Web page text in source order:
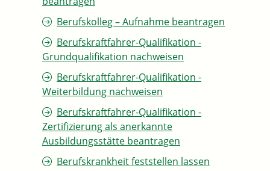
Berufskolleg – Aufnahme beantragen
Berufskraftfahrer-Qualifikation -
Grundqualifikation nachweisen
Berufskraftfahrer-Qualifikation -
Weiterbildung nachweisen
Berufskraftfahrer-Qualifikation -
Zertifizierung als anerkannte
Ausbildungsstätte beantragen
Berufskrankheit feststellen lassen